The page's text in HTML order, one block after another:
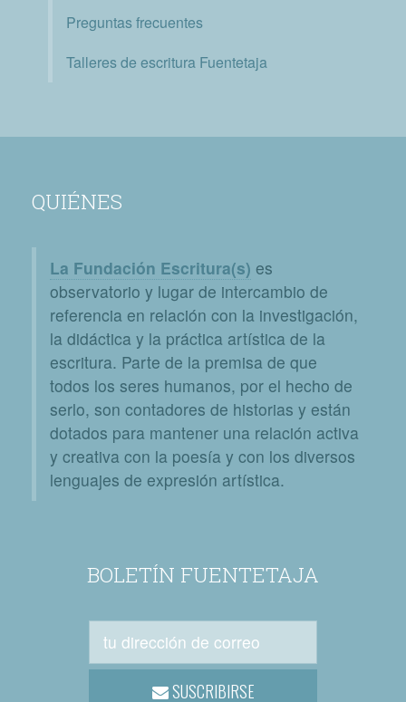
Preguntas frecuentes
Talleres de escritura Fuentetaja
QUIÉNES
La Fundación Escritura(s) es
observatorio y lugar de intercambio de
referencia en relación con la investigación,
la didáctica y la práctica artística de la
escritura. Parte de la premisa de que
todos los seres humanos, por el hecho de
serlo, son contadores de historias y están
dotados para mantener una relación activa
y creativa con la poesía y con los diversos
lenguajes de expresión artística.
BOLETÍN FUENTETAJA
SUSCRIBIRSE